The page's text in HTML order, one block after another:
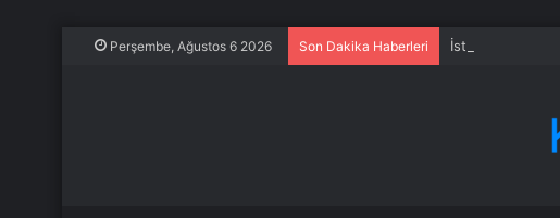
Perşembe, Ağustos 6 2026 Son Dakika Haberleri İstanbul Finans